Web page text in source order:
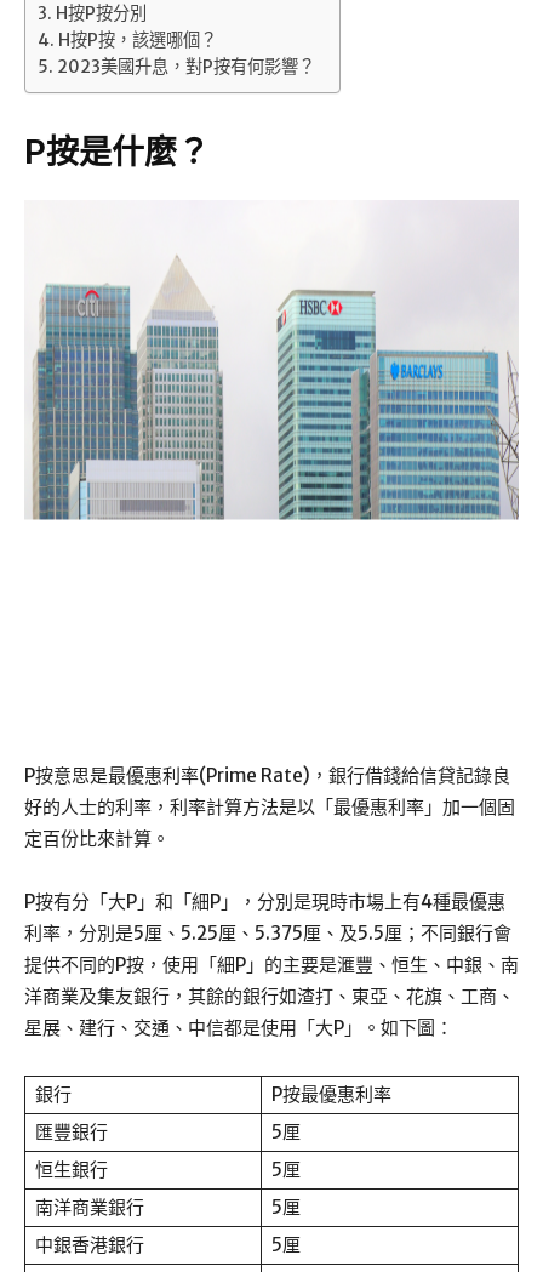
H按P按分別
H按P按，該選哪個？
2023美國升息，對P按有何影響？
P按是什麼？
P按意思是最優惠利率(Prime Rate)，銀行借錢給信貸記錄良
好的人士的利率，利率計算方法是以「最優惠利率」加一個固
定百份比來計算。
P按有分「大P」和「細P」，分別是現時市場上有4種最優惠
利率，分別是5厘、5.25厘、5.375厘、及5.5厘；不同銀行會
提供不同的P按，使用「細P」的主要是滙豐、恒生、中銀、南
洋商業及集友銀行，其餘的銀行如渣打、東亞、花旗、工商、
星展、建行、交通、中信都是使用「大P」。如下圖：
銀行
P按最優惠利率
匯豐銀行
5厘
恒生銀行
5厘
南洋商業銀行
5厘
中銀香港銀行
5厘